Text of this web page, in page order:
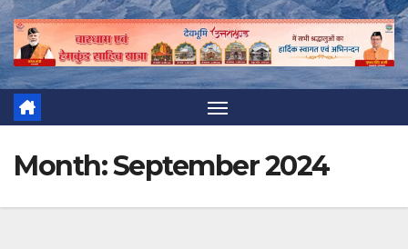
Month:September 2024